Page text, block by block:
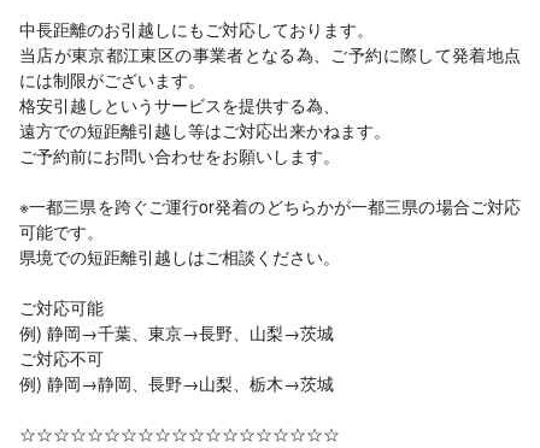
中長距離のお引越しにもご対応しております。
当店が東京都江東区の事業者となる為、ご予約に際して発着地点
には制限がございます。
格安引越しというサービスを提供する為、
遠方での短距離引越し等はご対応出来かねます。
ご予約前にお問い合わせをお願いします。
※一都三県を跨ぐご運行or発着のどちらかが一都三県の場合ご対応
可能です。
県境での短距離引越しはご相談ください。
ご対応可能
例) 静岡→千葉、東京→長野、山梨→茨城
ご対応不可
例) 静岡→静岡、長野→山梨、栃木→茨城
☆☆☆☆☆☆☆☆☆☆☆☆☆☆☆☆☆☆☆